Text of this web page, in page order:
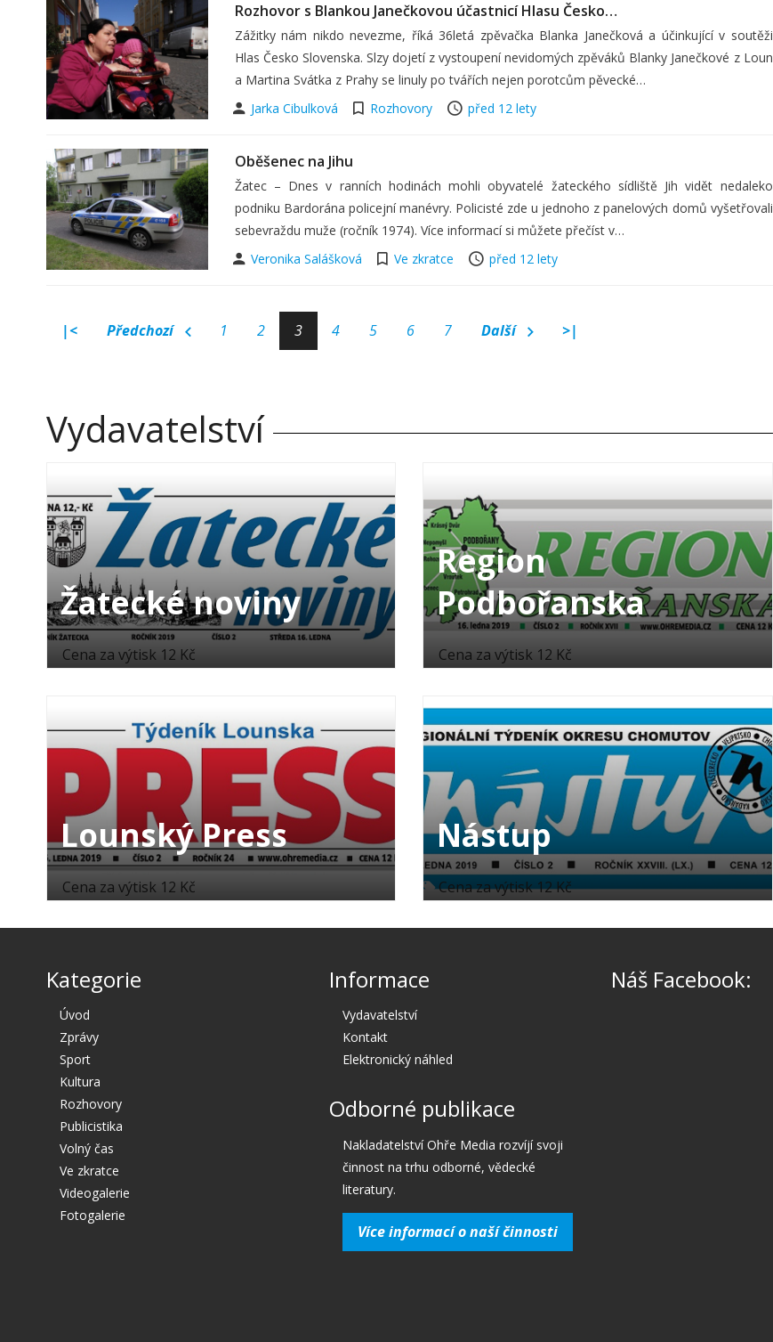
Rozhovor s Blankou Janečkovou účastnicí Hlasu Česko…
Zážitky nám nikdo nevezme, říká 36letá zpěvačka Blanka Janečková a účinkující v soutěži
Hlas Česko Slovenska. Slzy dojetí z vystoupení nevidomých zpěváků Blanky Janečkové z Loun
a Martina Svátka z Prahy se linuly po tvářích nejen porotcům pěvecké…
Jarka Cibulková
Rozhovory před 12 lety
Oběšenec na Jihu
Žatec – Dnes v ranních hodinách mohli obyvatelé žateckého sídliště Jih vidět nedaleko
podniku Bardorána policejní manévry. Policisté zde u jednoho z panelových domů vyšetřovali
sebevraždu muže (ročník 1974). Více informací si můžete přečíst v…
Veronika Salášková
Ve zkratce před 12 lety
|< Předchozí 1 2 3 4 5 6 7 Další >|
Vydavatelství
Žatecké noviny
Cena za výtisk 12 Kč
Lounský Press
Cena za výtisk 12 Kč
Region
Podbořanska
Cena za výtisk 12 Kč
Nástup
Cena za výtisk 12 Kč
Kategorie
Úvod
Zprávy
Sport
Kultura
Rozhovory
Publicistika
Volný čas
Ve zkratce
Videogalerie
Fotogalerie
Informace
Vydavatelství
Kontakt
Elektronický náhled
Odborné publikace
Nakladatelství Ohře Media rozvíjí svoji
činnost na trhu odborné, vědecké
literatury.
Více informací o naší činnosti
Náš Facebook: